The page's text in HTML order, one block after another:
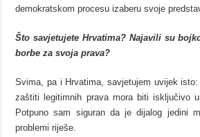
demokratskom procesu izaberu svoje
Što savjetujete Hrvatima? Najavili su
borbe za svoja prava?
Svima, pa i Hrvatima, savjetujem uvijek
zaštiti legitimnih prava mora biti isključivo
Potpuno sam siguran da je dijalog jedini
problemi riješe.